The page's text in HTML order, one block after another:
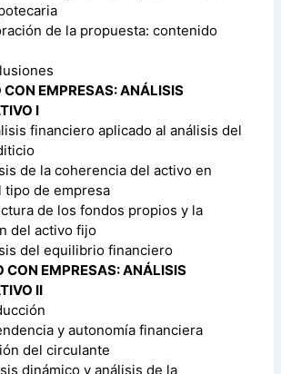
de la propuesta: contenido
EMPRESAS: ANÁLISIS
I
financiero aplicado al análisis del
de la coherencia del activo en
tipo de empresa
de los fondos propios y la
del activo fijo
del equilibrio financiero
EMPRESAS: ANÁLISIS
II
y autonomía financiera
del circulante
dinámico y análisis de la